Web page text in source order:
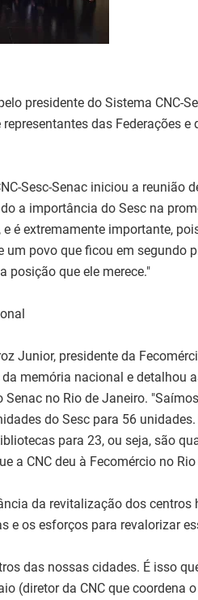
presidente do Sistema CNC-
das Federações
Sesc-Senac iniciou a reunião
a importância do Sesc na
é extremamente importante,
um povo que ficou em segundo
posição que ele merece."
Junior, presidente da
memória nacional e detalhou
Senac no Rio de Janeiro.
do Sesc para 56
para 23, ou seja, são
a CNC deu à Fecomércio no
da revitalização dos
e os esforços para revalorizar
das nossas cidades. É isso
(diretor da CNC que coordena